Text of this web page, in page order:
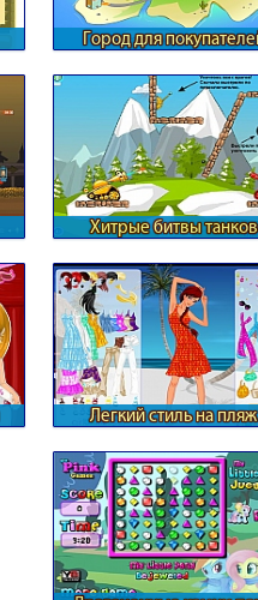
Город для
Хитрые битвы танков
Легкий стиль на пляж